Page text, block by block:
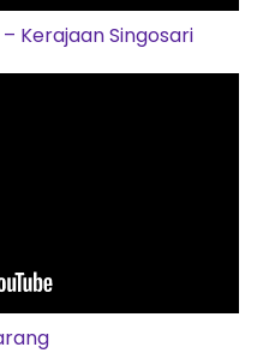
– Kerajaan Singosari